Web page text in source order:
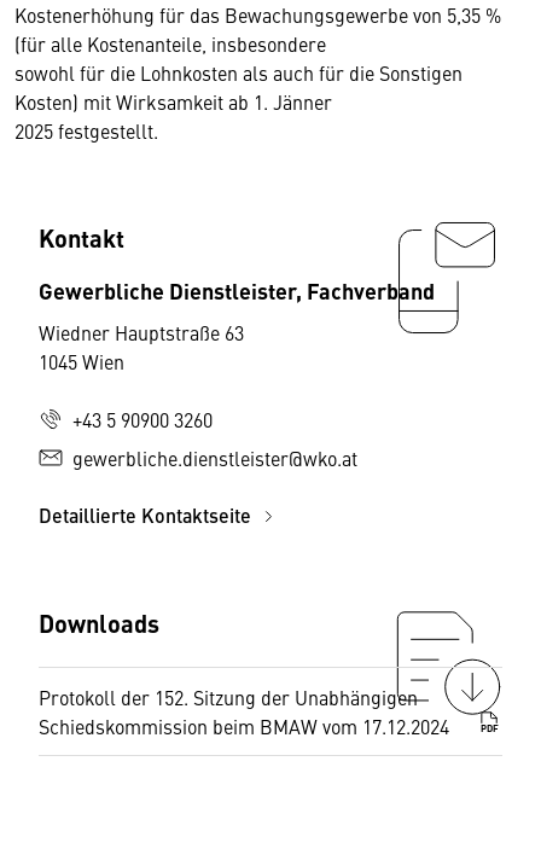
Kostenerhöhung für das Bewachungsgewerbe von 5,35 %
(für alle Kostenanteile, insbesondere
sowohl für die Lohnkosten als auch für die Sonstigen
Kosten) mit Wirksamkeit ab 1. Jänner
2025 festgestellt.
Kontakt
Gewerbliche Dienstleister, Fachverband
Wiedner Hauptstraße 63
1045 Wien
+43 5 90900 3260
gewerbliche.dienstleister@wko.at
Detaillierte Kontaktseite
Downloads
Protokoll der 152. Sitzung der Unabhängigen
Schiedskommission beim BMAW vom 17.12.2024
PDF